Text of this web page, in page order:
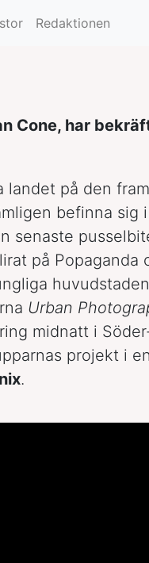
Redaktionen
Cone, har
landet på den
befinna sig
senaste
på Popaganda
Urban
midnatt i
projekt i
.